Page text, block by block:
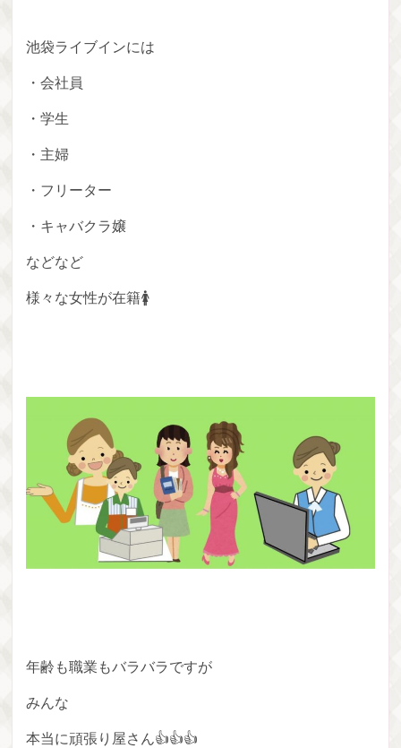
池袋ライブインには
・会社員
・学生
・主婦
・フリーター
・キャバクラ嬢
などなど
様々な女性が在籍🚺
年齢も職業もバラバラですが
みんな
本当に頑張り屋さん👍👍👍